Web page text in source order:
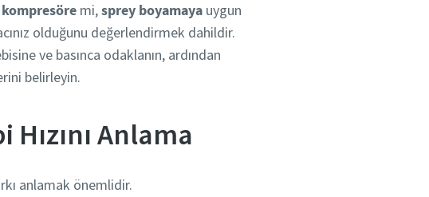
kompresöremi,sprey boyamayauygun
olduğunu değerlendirmek dahildir.
ve basınca odaklanın, ardından
belirleyin.
Anlama
anlamak önemlidir.